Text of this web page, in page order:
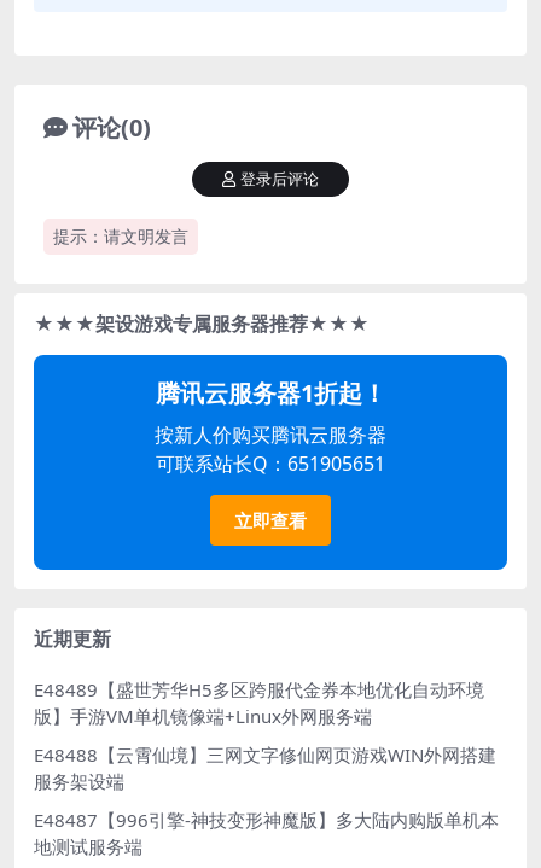
评论(0)
提示：请文明发言
登录后评论
★★★架设游戏专属服务器推荐★★★
腾讯云服务器1折起！
按新人价购买腾讯云服务器
可联系站长Q：651905651
立即查看
近期更新
E48489【盛世芳华H5多区跨服代金券本地优化自动环境
版】手游VM单机镜像端+Linux外网服务端
E48488【云霄仙境】三网文字修仙网页游戏WIN外网搭建
服务架设端
E48487【996引擎-神技变形神魔版】多大陆内购版单机本
地测试服务端